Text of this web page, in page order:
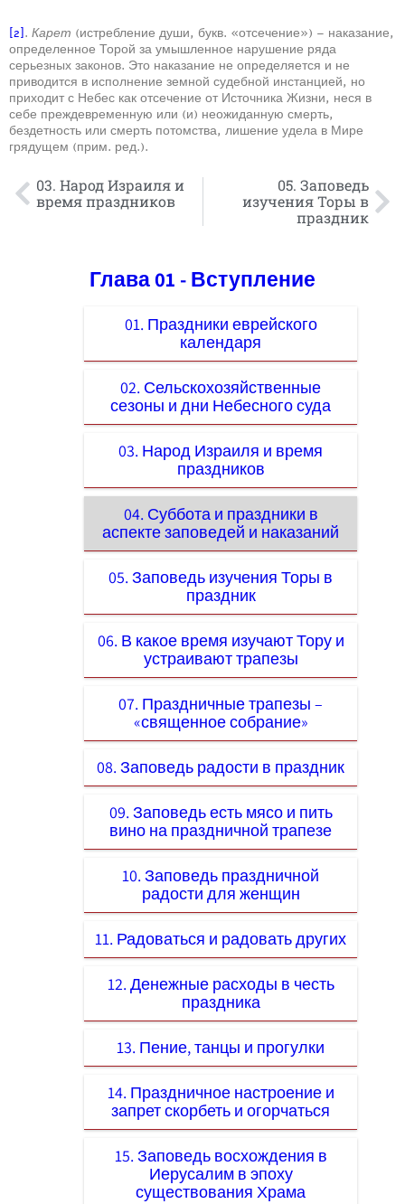
[2]. Карет (истребление души, букв. «отсечение») – наказание,
определенное Торой за умышленное нарушение ряда
серьезных законов. Это наказание не определяется и не
приводится в исполнение земной судебной инстанцией, но
приходит с Небес как отсечение от Источника Жизни, неся в
себе преждевременную или (и) неожиданную смерть,
бездетность или смерть потомства, лишение удела в Мире
грядущем (прим. ред.).
03. Народ Израиля и
время праздников
05. Заповедь
изучения Торы в
праздник
Глава 01 - Вступление
01. Праздники еврейского
календаря
02. Сельскохозяйственные
сезоны и дни Небесного суда
03. Народ Израиля и время
праздников
04. Суббота и праздники в
аспекте заповедей и наказаний
05. Заповедь изучения Торы в
праздник
06. В какое время изучают Тору и
устраивают трапезы
07. Праздничные трапезы –
«священное собрание»
08. Заповедь радости в праздник
09. Заповедь есть мясо и пить
вино на праздничной трапезе
10. Заповедь праздничной
радости для женщин
11. Радоваться и радовать других
12. Денежные расходы в честь
праздника
13. Пение, танцы и прогулки
14. Праздничное настроение и
запрет скорбеть и огорчаться
15. Заповедь восхождения в
Иерусалим в эпоху
существования Храма